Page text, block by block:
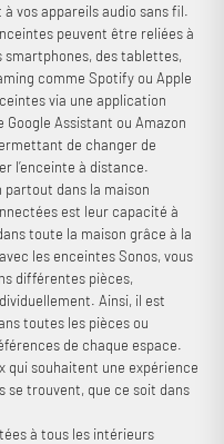
vos appareils audio sans fil.
peuvent être reliées à
smartphones, des tablettes,
comme Spotify ou Apple
via une application
Assistant ou Amazon
de changer de
l’enceinte à distance.
partout dans la maison
est leur capacité à
toute la maison grâce à la
les enceintes Sonos, vous
différentes pièces,
Ainsi, il est
toutes les pièces ou
de chaque espace.
qui souhaitent une expérience
se trouvent, que ce soit dans
à tous les intérieurs